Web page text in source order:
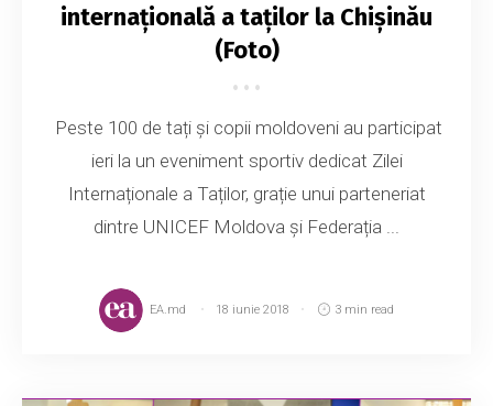
internațională a taților la Chișinău
(Foto)
Peste 100 de tați și copii moldoveni au participat
ieri la un eveniment sportiv dedicat Zilei
Internaționale a Taților, grație unui parteneriat
dintre UNICEF Moldova și Federația ...
EA.md 18 iunie 2018 3 min read